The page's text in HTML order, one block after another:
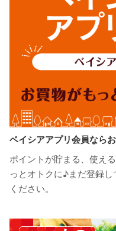
ベイシアアプリ会員なら
ポイントが貯まる、使え
っとオトクに♪まだ登録
ください。